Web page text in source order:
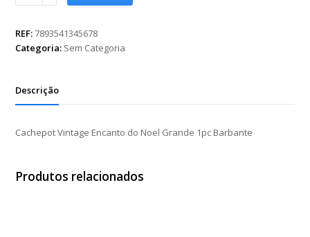
do
Noel
Barbante
quantidade
REF:7893541345678
Categoria: Sem Categoria
Descrição
Cachepot Vintage Encanto do Noel Grande 1pc Barbante
Produtos relacionados